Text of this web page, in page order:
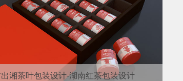
湘茶叶包装设计-湖南红茶包装设计